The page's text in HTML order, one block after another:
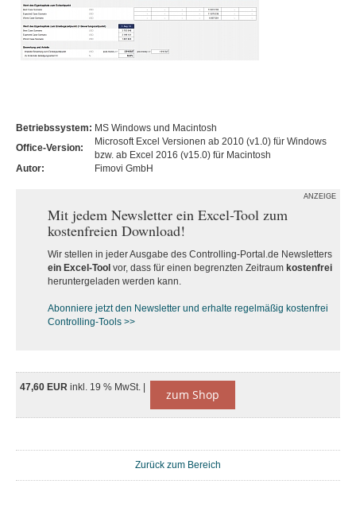
Betriebssystem: MS Windows und Macintosh
Office-Version:
Microsoft Excel Versionen ab 2010 (v1.0) für Windows
bzw. ab Excel 2016 (v15.0) für Macintosh
Autor:
Fimovi GmbH
ANZEIGE
Mit jedem Newsletter ein Excel-Tool zum
kostenfreien Download!
Wir stellen in jeder Ausgabe des Controlling-Portal.de Newsletters
ein Excel-Tool vor, dass für einen begrenzten Zeitraum kostenfrei
heruntergeladen werden kann.
Abonniere jetzt den Newsletter und erhalte regelmäßig kostenfrei
Controlling-Tools >>
47,60 EUR inkl. 19 % MwSt. | zum Shop
Zurück zum Bereich